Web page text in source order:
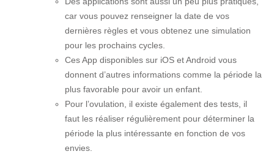
car vous pouvez renseigner la date de vos
dernières règles et vous obtenez une simulation
pour les prochains cycles.
Ces App disponibles sur iOS et Android vous
donnent d’autres informations comme la période la
plus favorable pour avoir un enfant.
Pour l’ovulation, il existe également des tests, il
faut les réaliser régulièrement pour déterminer la
période la plus intéressante en fonction de vos
envies.